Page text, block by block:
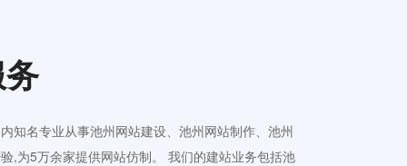
知名专业从事池州网站建设、池州网站制作、池州
,为5万余家提供网站仿制。 我们的建站业务包括池